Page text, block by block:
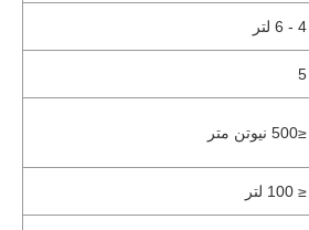
4 - 6 لتر
5
≤500 نيوتن متر
≤ 100 لتر